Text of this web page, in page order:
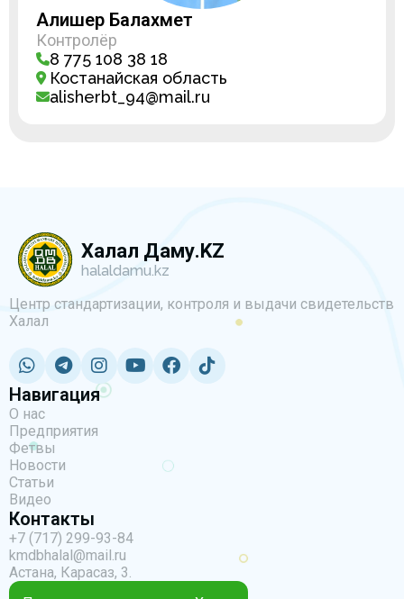
Алишер Балахмет
Контролёр
8 775 108 38 18
Костанайская область
alisherbt_94@mail.ru
Халал Даму.KZ
halaldamu.kz
Центр стандартизации, контроля и выдачи свидетельств
Халал
Навигация
О нас
Предприятия
Фетвы
Новости
Статьи
Видео
Контакты
+7 (717) 299-93-84
kmdbhalal@mail.ru
Астана, Карасаз, 3.